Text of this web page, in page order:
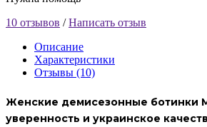
10 отзывов /Написать отзыв
Описание
Характеристики
Отзывы (10)
Женские демисезонные ботинки
уверенность и украинское